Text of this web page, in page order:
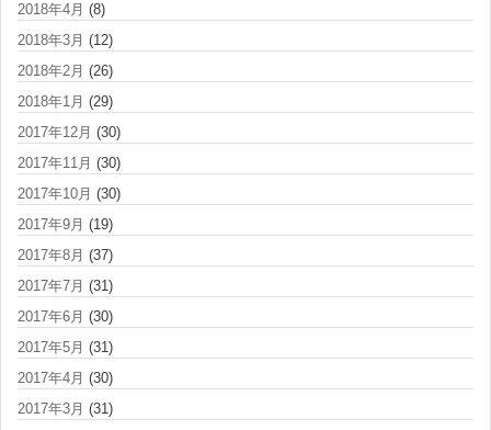
2018年4月 (8)
2018年3月 (12)
2018年2月 (26)
2018年1月 (29)
2017年12月 (30)
2017年11月 (30)
2017年10月 (30)
2017年9月 (19)
2017年8月 (37)
2017年7月 (31)
2017年6月 (30)
2017年5月 (31)
2017年4月 (30)
2017年3月 (31)